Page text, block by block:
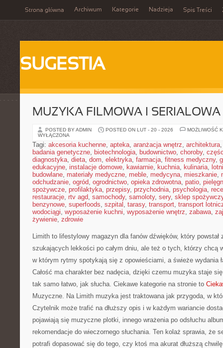
Strona główna Archiwum Kategorie Nadzieja Spis Treści
SUGESTIA
MUZYKA FILMOWA I SERIALOWA
POSTED BY ADMIN POSTED ON LUT - 20 - 2026
MOŻLIWOŚĆ
WYŁĄCZONA
Tagi: akcesoria kuchenne, apteka, aranżacja wnętrz, architektura
badania genetyczne, biotechnologia, budownictwo, choroby,
diagnostyka, dieta, dom, elektryka, farmacja, fitness medyczny,
edukacyjne, instalacje domowe, kawiarnie, kuchnia, kulinaria,
budowlane, materiały medyczne, meble, medycyna, mieszkanie,
odchudzanie, ogród, ogrodnictwo, opieka zdrowotna, patio,
spożywcze, profilaktyka, przepisy, przychodnia, psychologia,
restauracje, rtv agd, samochody, samoloty, sery, sklep
benzynowe, superfoods, szpital , tarasy, transport, transport
wodociągi, wyposażenie kuchni, wyposażenie wnętrz, zabawa,
żywienie, zdrowie
Limith to lifestylowy magazyn dla fanów dźwięków, który
szukających lekkości po całym dniu, ale też o tych, którzy chcą
w którym rytmy spotykają się z opowieściami, a świeże wydania
Całość ma charakter bez nadęcia, dzięki czemu muzyka staje
tak samo łatwo, jak słucha. Ciekawe kategorie na stronie to
Muzyczne. Na Limith muzyka jest traktowana jak przygoda, w
Czytelnik może trafić na dłuższy opis i w każdym wariancie
pojawiają się muzyczne plotki, innego wrażenia po odsłuchu
rekomendacje do wieczornego słuchania. Ten kolaż sprawia, że
potrafi dopasować się do tego, czy ktoś ma akurat dłuższą